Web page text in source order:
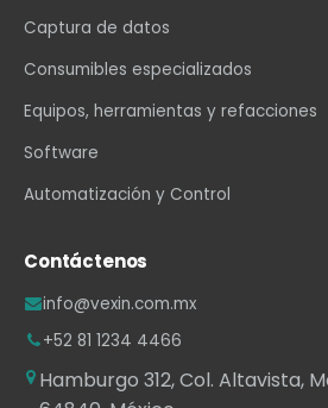
Captura de datos
Consumibles especializados
Equipos, herramientas y refacciones
Software
Automatización y Control
Contáctenos
info@vexin.com.mx
+52 81 1234 4466
Hamburgo 312, Col. Altavista,